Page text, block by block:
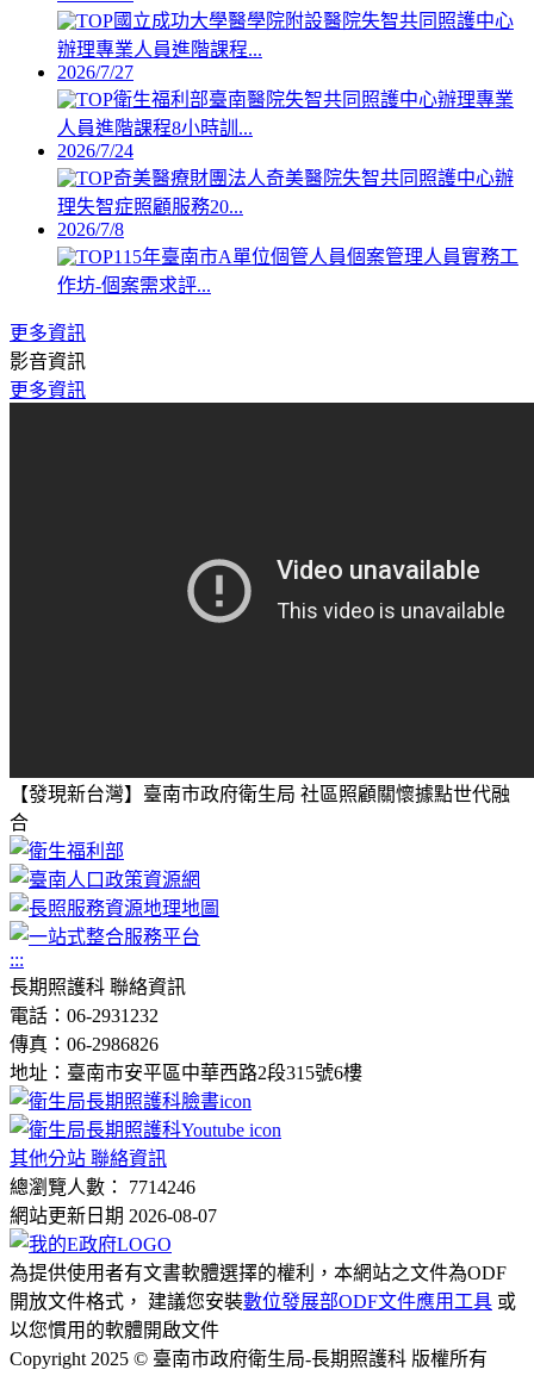
國立成功大學醫學院附設醫院失智共同照護中心
辦理專業人員進階課程...
2026/7/27
衛生福利部臺南醫院失智共同照護中心辦理專業
人員進階課程8小時訓...
2026/7/24
奇美醫療財團法人奇美醫院失智共同照護中心辦
理失智症照顧服務20...
2026/7/8
115年臺南市A單位個管人員個案管理人員實務工
作坊-個案需求評...
更多資訊
影音資訊
更多資訊
【發現新台灣】臺南市政府衛生局 社區照顧關懷據點世代融
合
:::
長期照護科 聯絡資訊
電話：06-2931232
傳真：06-2986826
地址：臺南市安平區中華西路2段315號6樓
其他分站 聯絡資訊
總瀏覽人數： 7714246
網站更新日期 2026-08-07
為提供使用者有文書軟體選擇的權利，本網站之文件為ODF
開放文件格式， 建議您安裝數位發展部ODF文件應用工具 或
以您慣用的軟體開啟文件
Copyright 2025 © 臺南市政府衛生局-長期照護科 版權所有